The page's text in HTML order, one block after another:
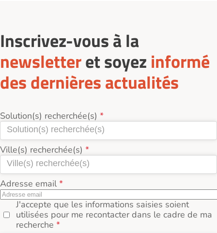
Inscrivez-vous à la
newsletteret soyez informé
des dernières actualités
Solution(s) recherchée(s)
Ville(s) recherchée(s)
Adresse email
J'accepte que les informations saisies soient
utilisées pour me recontacter dans le cadre de ma
recherche